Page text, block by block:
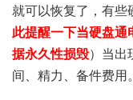
就可以恢复了，有些
此提醒一下当硬盘
据永久性损毁）当出
间、精力、备件费用。